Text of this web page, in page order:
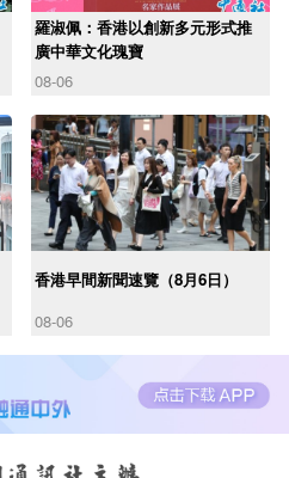
羅淑佩：香港以創新多元形式推
廣中華文化瑰寶
08-06
香港早間新聞速覽（8月6日）
08-06